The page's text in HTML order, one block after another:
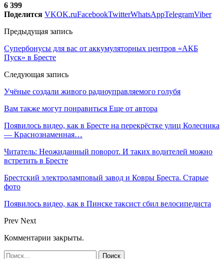
6 399
Поделится VKOK.ruFacebookTwitterWhatsAppTelegramViber
Предыдущая запись
Супербонусы для вас от аккумуляторных центров «АКБ
Пуск» в Бресте
Следующая запись
Учёные создали живого радиоуправляемого голубя
Вам также могут понравиться Еще от автора
Появилось видео, как в Бресте на перекрёстке улиц Колесника
— Краснознаменная…
Читатель: Неожиданный поворот. И таких водителей можно
встретить в Бресте
Брестский электроламповый завод и Ковры Бреста. Старые
фото
Появилось видео, как в Пинске таксист сбил велосипедиста
Prev Next
Комментарии закрыты.